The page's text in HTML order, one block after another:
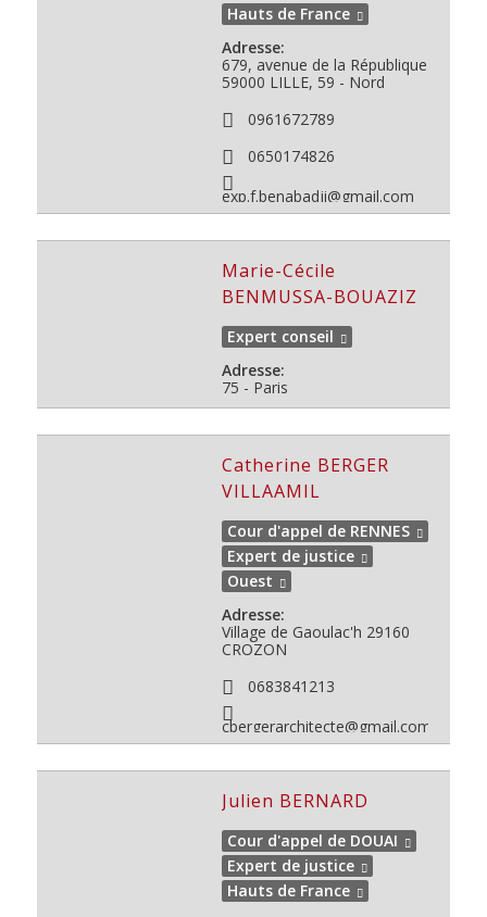
Hauts de France
Adresse:
679, avenue de la République
59000 LILLE, 59 - Nord
0961672789
0650174826
exp.f.benabadji@gmail.com
Marie-Cécile
BENMUSSA-BOUAZIZ
Expert conseil
Adresse:
75 - Paris
Catherine BERGER
VILLAAMIL
Cour d'appel de RENNES
Expert de justice
Ouest
Adresse:
Village de Gaoulac'h 29160
CROZON
0683841213
cbergerarchitecte@gmail.com
Julien BERNARD
Cour d'appel de DOUAI
Expert de justice
Hauts de France